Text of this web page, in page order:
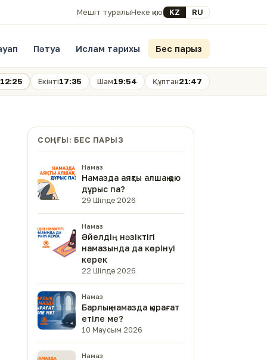
Мешіт туралыНеке қиюSelect your language
KZ RU
Пәтуа Ислам тарихы Бес парыз
12:25 Екінті17:35 Шам19:54 Құптан21:47
СОҢҒЫ: БЕС ПАРЫЗ
Намаз
Намазда аяқты алшақ қою
дұрыс па?
29 Шілде 2026
Намаз
Әйелдің нәзіктігі
намазында да көрінуі
керек
22 Шілде 2026
Намаз
Барлық намазда қырағат
етіле ме?
10 Маусым 2026
Намаз